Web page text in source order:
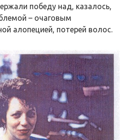
победу над, казалось,
– очаговым
алопецией, потерей волос.